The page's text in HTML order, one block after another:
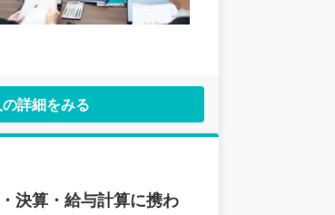
詳細をみる
決算・給与計算に携わ